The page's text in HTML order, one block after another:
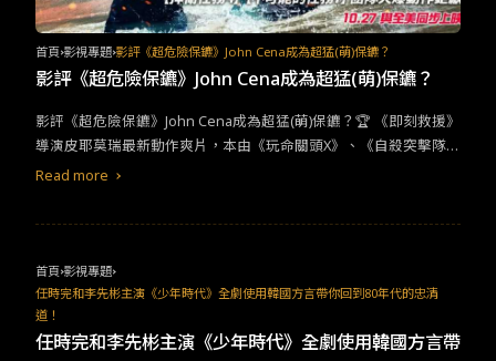
首頁 影視專題 影評《超危險保鑣》John Cena成為超猛(萌)保鑣？
影評《超危險保鑣》John Cena成為超猛(萌)保鑣？
​​影評《超危險保鑣》John Cena成為超猛(萌)保鑣？​🏆​ 《即刻救援》
導演皮耶莫瑞最新動作爽片，本由《玩命關頭X》、《自殺突擊隊：
集結》約翰希南、《GLOW：華麗女子摔角聯盟》金球獎提名愛莉
Read more
首頁 影視專題
任時完和李先彬主演《少年時代》全劇使用韓國方言帶你回到80年代的忠清
道！
任時完和李先彬主演《少年時代》全劇使用韓國方言帶